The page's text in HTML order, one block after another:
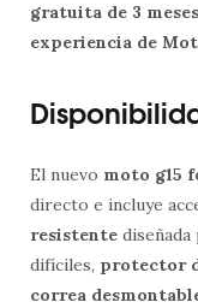
gratuita de 3
experiencia de
El nuevo moto g15
directo e incluye
resistente
difíciles, protector
correa